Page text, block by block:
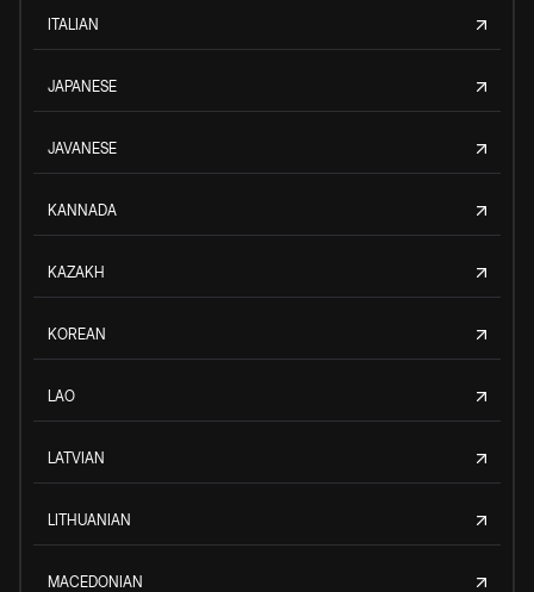
ITALIAN
JAPANESE
JAVANESE
KANNADA
KAZAKH
KOREAN
LAO
LATVIAN
LITHUANIAN
MACEDONIAN